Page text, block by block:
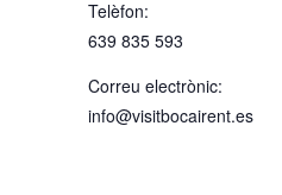
Telèfon:
639 835 593
Correu electrònic:
info@visitbocairent.es